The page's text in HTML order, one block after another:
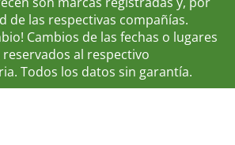
de las respectivas compañías.
Cambios de las fechas o lugares
al respectivo
Todos los datos sin garantía.